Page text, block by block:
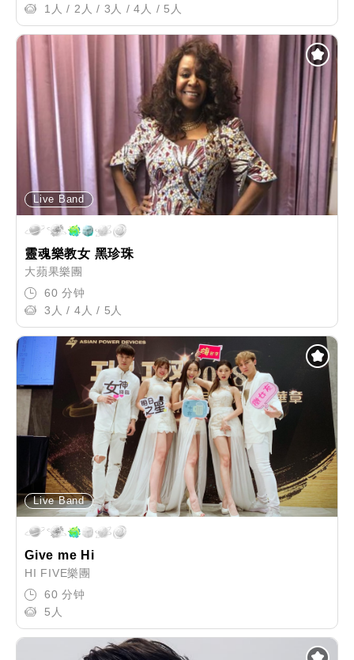
1人 / 2人 / 3人 / 4人 / 5人
Live Band
靈魂樂教女 黑珍珠
大蘋果樂團
60 分钟
3人 / 4人 / 5人
Live Band
Give me Hi
HI FIVE樂團
60 分钟
5人